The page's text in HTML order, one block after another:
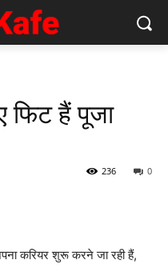
फिट हैं पूजा
0
236
करियर शुरू करने जा रही हैं,